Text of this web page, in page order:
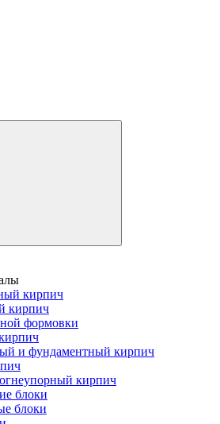
кирпич
кирпич
формовки
и фундаментный кирпич
кирпич
блоки
блоки